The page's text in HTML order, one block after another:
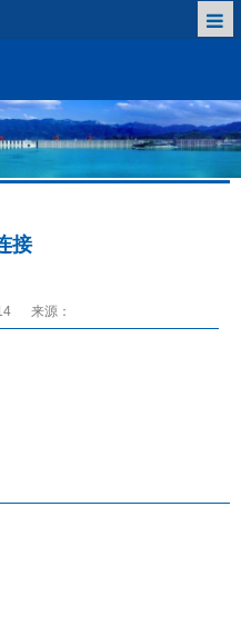
接
来源：